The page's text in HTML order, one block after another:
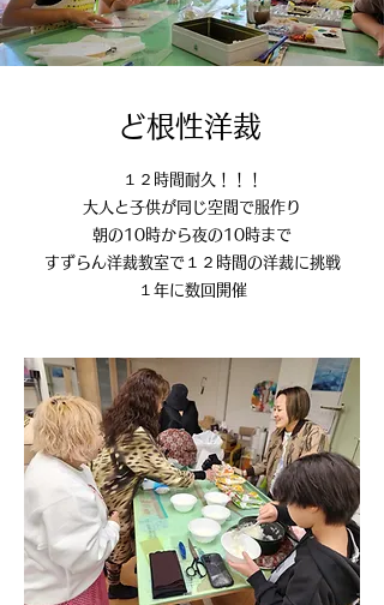
​ど根性洋裁
１２時間耐久！！！
大人と子供が同じ空間で服作り
朝の10時から夜の10時まで
すずらん洋裁教室で１２時間の洋裁に挑戦
​１年に数回開催